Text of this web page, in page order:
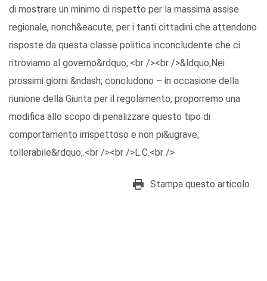
di mostrare un minimo di rispetto per la massima assise
regionale, nonch&eacute; per i tanti cittadini che attendono
risposte da questa classe politica inconcludente che ci
ritroviamo al governo&rdquo;.<br /><br />&ldquo;Nei
prossimi giorni &ndash; concludono – in occasione della
riunione della Giunta per il regolamento, proporremo una
modifica allo scopo di penalizzare questo tipo di
comportamento irrispettoso e non pi&ugrave;
tollerabile&rdquo;.<br /><br />L.C.<br />
Stampa questo articolo